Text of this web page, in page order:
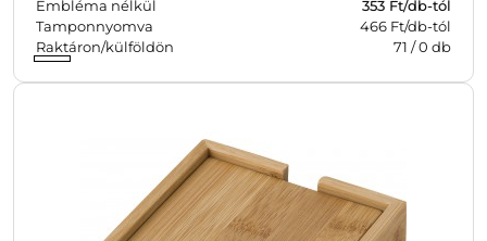
Embléma nélkül 353 Ft/db-tól
Tamponnyomva
466 Ft/db-tól
Raktáron/külföldön
71 /0 db